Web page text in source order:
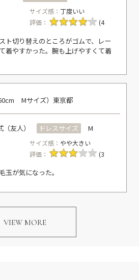
サイズ感：丁度いい
評価： (4
ト切り替えのところがゴムで、レー
着やすかった。腕も上げやすくて着
Mサイズ） 東京都
友人） ドレスサイズ M
サイズ感： やや大きい
評価： (3
玉が気になった。
VIEW MORE